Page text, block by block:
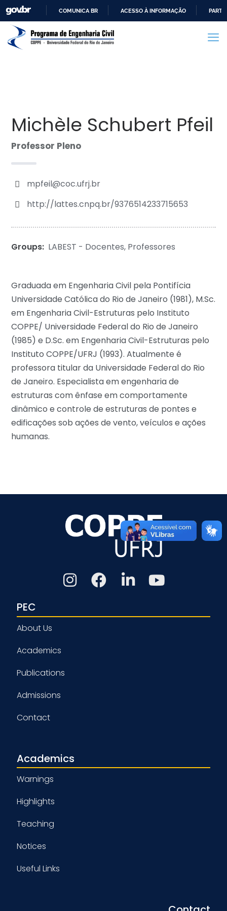
PARA
COMUNICA BR ACESSO À INFORMAÇÃO
Michèle Schubert Pfeil
Professor Pleno
mpfeil@coc.ufrj.br
http://lattes.cnpq.br/9376514233715653
Groups: LABEST - Docentes, Professores
Graduada em Engenharia Civil pela Pontifícia
Universidade Católica do Rio de Janeiro (1981), M.Sc.
em Engenharia Civil-Estruturas pelo Instituto
COPPE/ Universidade Federal do Rio de Janeiro
(1985) e D.Sc. em Engenharia Civil-Estruturas pelo
Instituto COPPE/UFRJ (1993). Atualmente é
professora titular da Universidade Federal do Rio
de Janeiro. Especialista em engenharia de
estruturas com ênfase em comportamente
dinâmico e controle de estruturas de pontes e
edificações sob ações de vento, veículos e ações
humanas.
PEC
About Us
Academics
Publications
Admissions
Contact
Academics
Warnings
Highlights
Teaching
Notices
Useful Links